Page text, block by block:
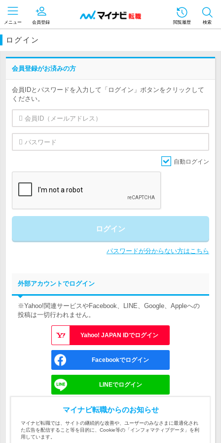
メニュー 会員登録 閲覧履歴 検索
ログイン
会員登録がお済みの方
会員IDとパスワードを入力して「ログイン」ボタンをクリックして
ください。
自動ログイン
ログイン
パスワードが分からない方はこちら
外部アカウントでログイン
※Yahoo!関連サービスやFacebook、LINE、Google、Appleへの
投稿は一切行われません。
Yahoo! JAPAN IDでログイン
Facebookでログイン
LINEでログイン
Googleでログイン
Appleでサインイン
マイナビ転職からのお知らせ
マイナビ転職では、サイトの継続的な改善や、ユーザーのみなさまに最適化され
た広告を配信すること等を目的に、Cookie等の「インフォマティブデータ」を利
用しています。